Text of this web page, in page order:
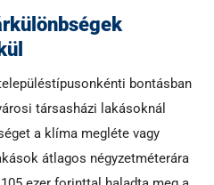
bontásban
társasházi lakásoknál
a klíma megléte vagy
átlagos négyzetméterára